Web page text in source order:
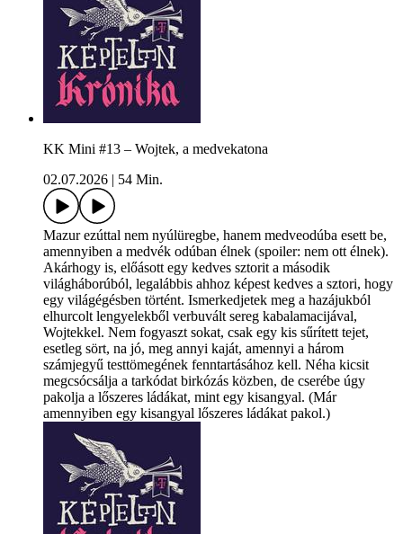
KK Mini #13 – Wojtek, a medvekatona
02.07.2026
54 Min.
Mazur ezúttal nem nyúlüregbe, hanem medveodúba esett be,
amennyiben a medvék odúban élnek (spoiler: nem ott élnek).
Akárhogy is, előásott egy kedves sztorit a második
világháborúból, legalábbis ahhoz képest kedves a sztori, hogy
egy világégésben történt. Ismerkedjetek meg a hazájukból
elhurcolt lengyelekből verbuvált sereg kabalamacijával,
Wojtekkel. Nem fogyaszt sokat, csak egy kis sűrített tejet,
esetleg sört, na jó, meg annyi kaját, amennyi a három
számjegyű testtömegének fenntartásához kell. Néha kicsit
megcsócsálja a tarkódat birkózás közben, de cserébe úgy
pakolja a lőszeres ládákat, mint egy kisangyal. (Már
amennyiben egy kisangyal lőszeres ládákat pakol.)